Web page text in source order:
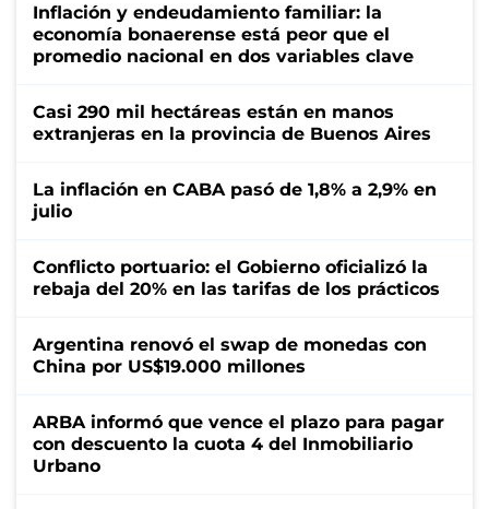
Inflación y endeudamiento familiar: la
economía bonaerense está peor que el
promedio nacional en dos variables clave
Casi 290 mil hectáreas están en manos
extranjeras en la provincia de Buenos Aires
La inflación en CABA pasó de 1,8% a 2,9% en
julio
Conflicto portuario: el Gobierno oficializó la
rebaja del 20% en las tarifas de los prácticos
Argentina renovó el swap de monedas con
China por US$19.000 millones
ARBA informó que vence el plazo para pagar
con descuento la cuota 4 del Inmobiliario
Urbano